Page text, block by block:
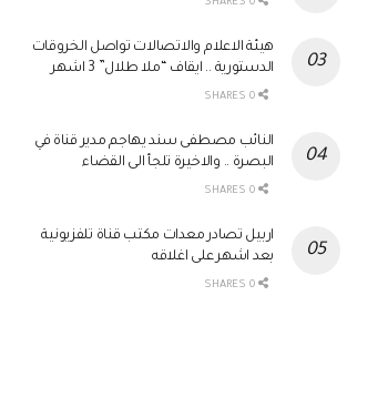
هيئة الاعلام والاتصالات تواصل الخروقات
الدستورية .. ايقاف “ملا طلال” 3 اشهر
النائب مصطفى سند يهاجم مدير قناة في
البصرة .. والاخيرة تلجأ الى القضاء
اربيل تصادر معدات مكتب قناة تلفزيونية
بعد اشهر على اغلاقه